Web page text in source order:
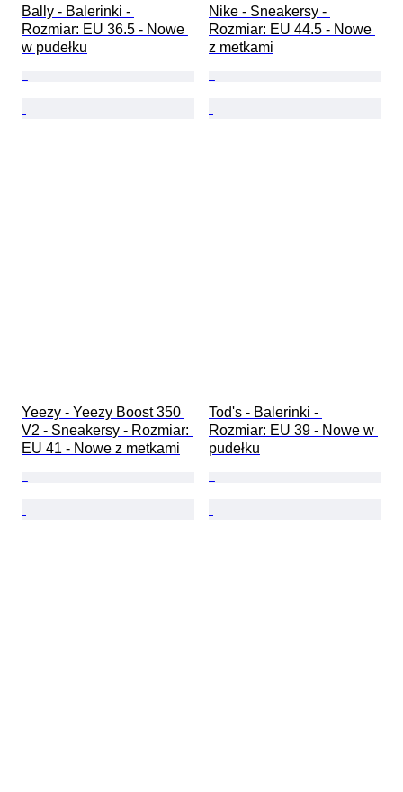
Bally - Balerinki -
Rozmiar: EU 36.5 - Nowe
w pudełku
Nike - Sneakersy -
Rozmiar: EU 44.5 - Nowe
z metkami
Yeezy - Yeezy Boost 350
V2 - Sneakersy - Rozmiar:
EU 41 - Nowe z metkami
Tod's - Balerinki -
Rozmiar: EU 39 - Nowe w
pudełku